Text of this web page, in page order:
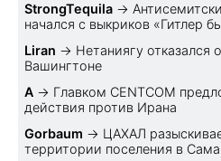
StrongTequila →
начался с выкриков «Гитлер
Liran → Нетаниягу отказался
Вашингтоне
A → Главком CENTCOM
действия против Ирана
Gorbaum → ЦАХАЛ
территории поселения в